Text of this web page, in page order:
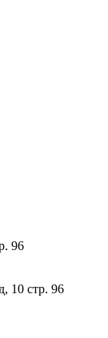
96
10 стр. 96